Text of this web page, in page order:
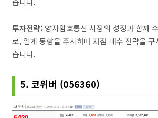
투자전략: 양자암호통신 시장의 성장과 함께
로, 업계 동향을 주시하며 저점 매수 전략을 구
습니다.
5. 코위버 (056360)